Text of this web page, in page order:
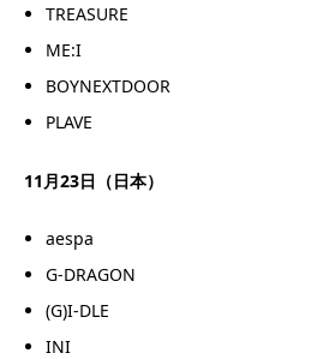
TREASURE
ME:I
BOYNEXTDOOR
PLAVE
11月23日（日本）
aespa
G-DRAGON
(G)I-DLE
INI